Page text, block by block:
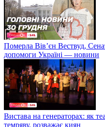
Померла Вівʼєн Вествуд,
допомоги Україні — новини
Вистава на генераторах: як
темряву, розважає киян